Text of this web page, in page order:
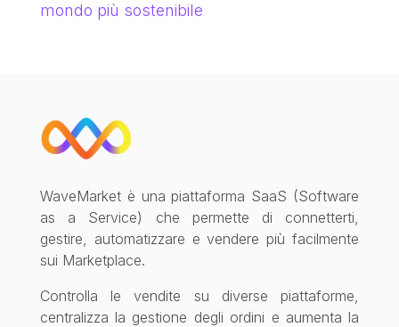
mondo più sostenibile
WaveMarket è una piattaforma SaaS (Software
as a Service) che permette di connetterti,
gestire, automatizzare e vendere più facilmente
sui Marketplace.
Controlla le vendite su diverse piattaforme,
centralizza la gestione degli ordini e aumenta la